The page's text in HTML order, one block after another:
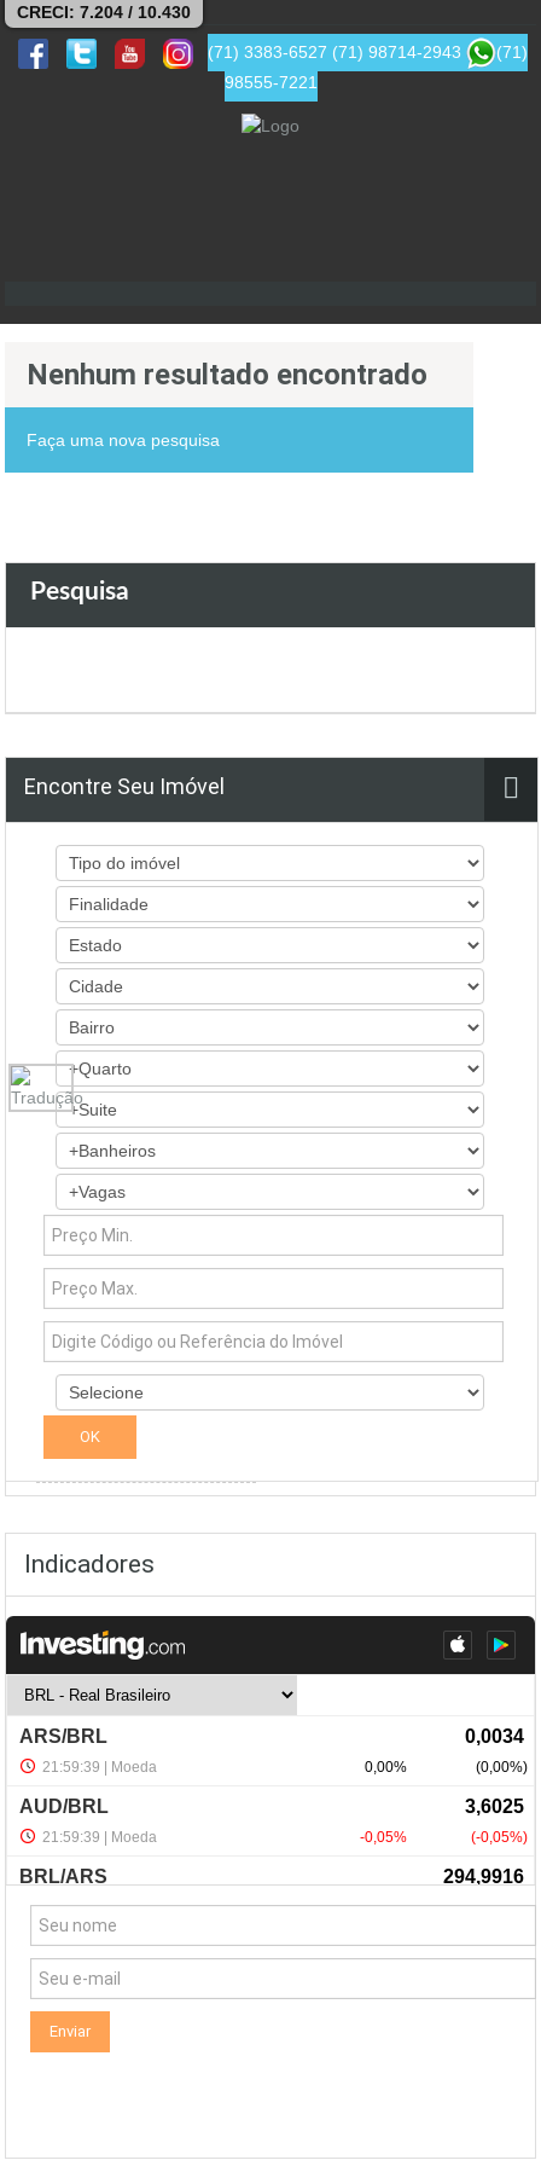
CRECI: 7.204 / 10.430
(71) 3383-6527 (71) 98714-2943
(71)
98555-7221
Nenhum resultado encontrado
Faça uma nova pesquisa
Pesquisa
Encontre Seu Imóvel
Simuladores
Indicadores
NewsLetter